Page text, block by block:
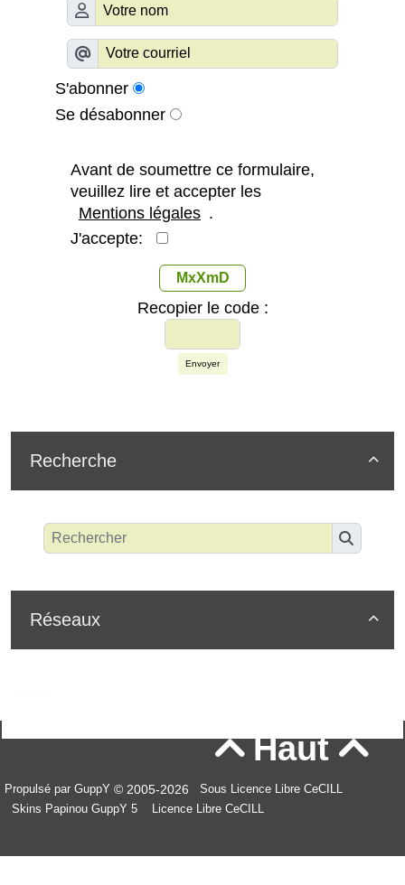
S'abonner
Se désabonner
Avant de soumettre ce formulaire,
veuillez lire et accepter les
Mentions légales .
J'accepte:
MxXmD
Recopier le code :
Envoyer

Recherche

Réseaux
Haut
Propulsé par GuppY © 2005-2026
Sous Licence Libre CeCILL
Skins Papinou GuppY 5
Licence Libre CeCILL